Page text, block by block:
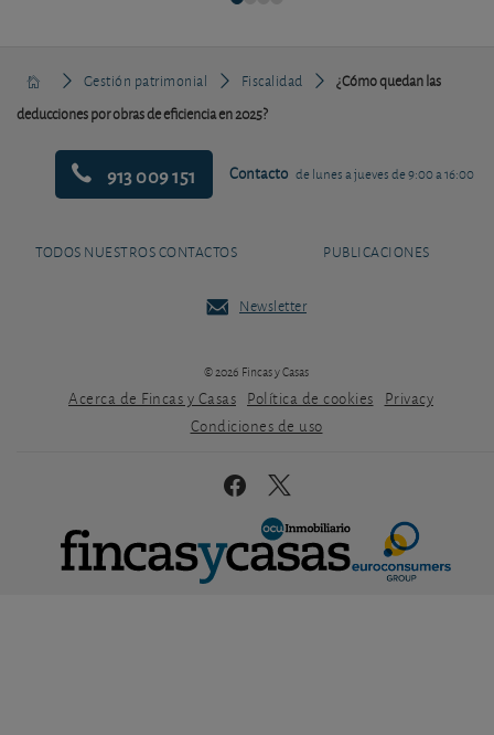
Gestión patrimonial Fiscalidad
¿Cómo quedan las
deducciones por obras de eficiencia en 2025?
913 009 151 Contacto de lunes a jueves de 9:00 a 16:00
TODOS NUESTROS CONTACTOS PUBLICACIONES
Newsletter
© 2026 Fincas y Casas
Acerca de Fincas y Casas Política de cookies
Privacy
Condiciones de uso